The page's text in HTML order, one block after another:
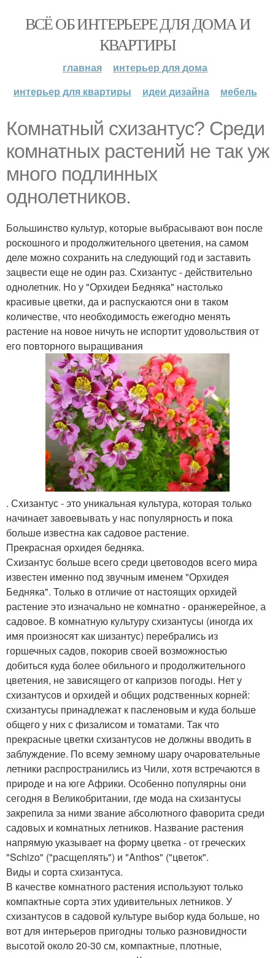
ВСЁ ОБ ИНТЕРЬЕРЕ ДЛЯ ДОМА И
КВАРТИРЫ
главная
интерьер для дома
интерьер для квартиры
идеи дизайна мебель
Комнатный схизантус? Среди
комнатных растений не так уж
много подлинных
однолетников.
Большинство культур, которые выбрасывают вон после
роскошного и продолжительного цветения, на самом
деле можно сохранить на следующий год и заставить
зацвести еще не один раз. Схизантус - действительно
однолетник. Но у "Орхидеи Бедняка" настолько
красивые цветки, да и распускаются они в таком
количестве, что необходимость ежегодно менять
растение на новое ничуть не испортит удовольствия от
его повторного выращивания
. Схизантус - это уникальная культура, которая только
начинает завоевывать у нас популярность и пока
больше известна как садовое растение.
Прекрасная орхидея бедняка.
Схизантус больше всего среди цветоводов всего мира
известен именно под звучным именем "Орхидея
Бедняка". Только в отличие от настоящих орхидей
растение это изначально не комнатно - оранжерейное, а
садовое. В комнатную культуру схизантусы (иногда их
имя произносят как шизантус) перебрались из
горшечных садов, покорив своей возможностью
добиться куда более обильного и продолжительного
цветения, не зависящего от капризов погоды. Нет у
схизантусов и орхидей и общих родственных корней:
схизантусы принадлежат к пасленовым и куда больше
общего у них с физалисом и томатами. Так что
прекрасные цветки схизантусов не должны вводить в
заблуждение. По всему земному шару очаровательные
летники распространились из Чили, хотя встречаются в
природе и на юге Африки. Особенно популярны они
сегодня в Великобритании, где мода на схизантусы
закрепила за ними звание абсолютного фаворита среди
садовых и комнатных летников. Название растения
напрямую указывает на форму цветка - от греческих
"Schizo" ("расщеплять") и "Anthos" ("цветок".
Виды и сорта схизантуса.
В качестве комнатного растения используют только
компактные сорта этих удивительных летников. У
схизантусов в садовой культуре выбор куда больше, но
вот для интерьеров пригодны только разновидности
высотой около 20-30 см, компактные, плотные,